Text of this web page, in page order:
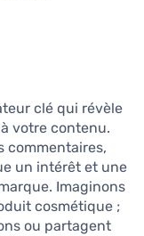
clé qui révèle
votre contenu.
commentaires,
un intérêt et une
Imaginons
cosmétique ;
ou partagent